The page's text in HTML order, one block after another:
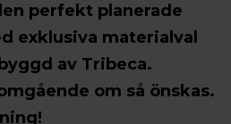
perfekt planerade
exklusiva materialval
av Tribeca.
om så önskas.